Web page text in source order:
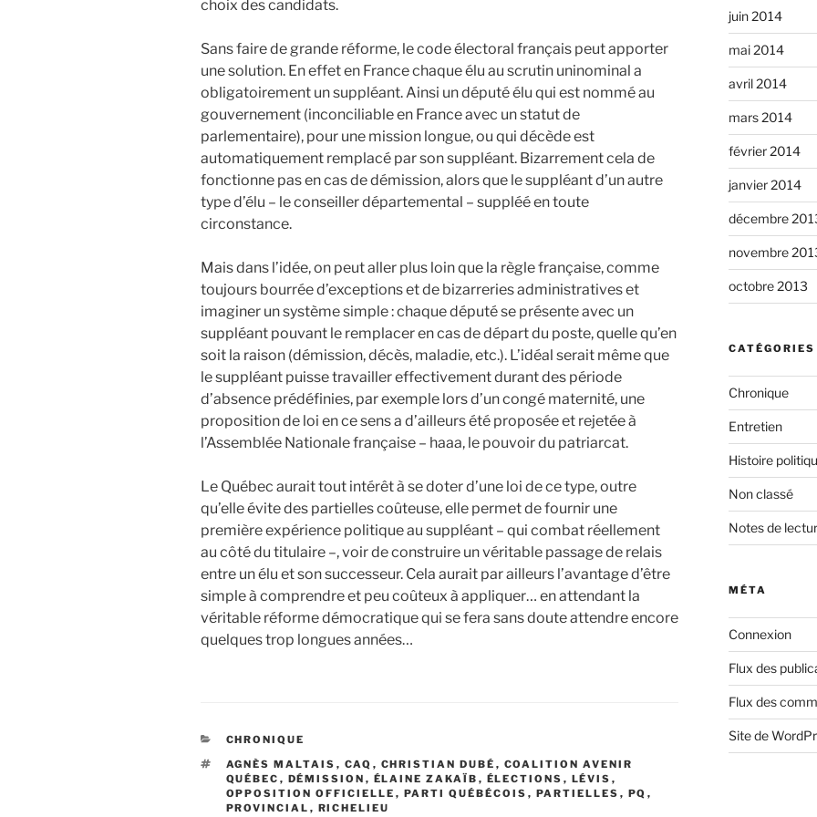
choix des candidats.
Sans faire de grande réforme, le code électoral français peut apporter
une solution. En effet en France chaque élu au scrutin uninominal a
obligatoirement un suppléant. Ainsi un député élu qui est nommé au
gouvernement (inconciliable en France avec un statut de
parlementaire), pour une mission longue, ou qui décède est
automatiquement remplacé par son suppléant. Bizarrement cela de
fonctionne pas en cas de démission, alors que le suppléant d’un autre
type d’élu – le conseiller départemental – suppléé en toute
circonstance.
Mais dans l’idée, on peut aller plus loin que la règle française, comme
toujours bourrée d’exceptions et de bizarreries administratives et
imaginer un système simple : chaque député se présente avec un
suppléant pouvant le remplacer en cas de départ du poste, quelle qu’en
soit la raison (démission, décès, maladie, etc.). L’idéal serait même que
le suppléant puisse travailler effectivement durant des période
d’absence prédéfinies, par exemple lors d’un congé maternité, une
proposition de loi en ce sens a d’ailleurs été proposée et rejetée à
l’Assemblée Nationale française – haaa, le pouvoir du patriarcat.
Le Québec aurait tout intérêt à se doter d’une loi de ce type, outre
qu’elle évite des partielles coûteuse, elle permet de fournir une
première expérience politique au suppléant – qui combat réellement
au côté du titulaire –, voir de construire un véritable passage de relais
entre un élu et son successeur. Cela aurait par ailleurs l’avantage d’être
simple à comprendre et peu coûteux à appliquer… en attendant la
véritable réforme démocratique qui se fera sans doute attendre encore
quelques trop longues années…
CATÉGORIES
CHRONIQUE
ÉTIQUETTES
AGNÈS MALTAIS , CAQ , CHRISTIAN DUBÉ , COALITION AVENIR
QUÉBEC , DÉMISSION , ÉLAINE ZAKAÏB , ÉLECTIONS , LÉVIS ,
OPPOSITION OFFICIELLE , PARTI QUÉBÉCOIS , PARTIELLES , PQ ,
PROVINCIAL , RICHELIEU
juin 2014
mai 2014
avril 2014
mars 2014
février 2014
janvier 2014
décembre
novembre
octobre 2013
CATÉGORIES
Chronique
Entretien
Histoire
Non classé
Notes de
MÉTA
Connexion
Flux des
Flux des
Site de